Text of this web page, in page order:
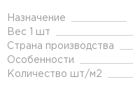
Назначение
Вес 1 шт
Страна производства
Особенности
Количество шт/м2